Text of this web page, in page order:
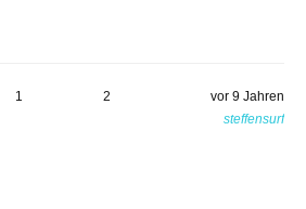
1 2
vor 9 Jahren
steffensurf